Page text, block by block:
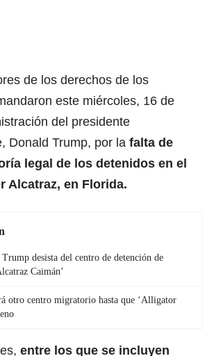
de los derechos de los
este miércoles, 16 de
del presidente
Donald Trump, por la falta de
legal de los detenidos en el
Alcatraz, en Florida.
desista del centro de detención de
Caimán’
otro centro migratorio hasta que ‘Alligator
entre los que se incluyen